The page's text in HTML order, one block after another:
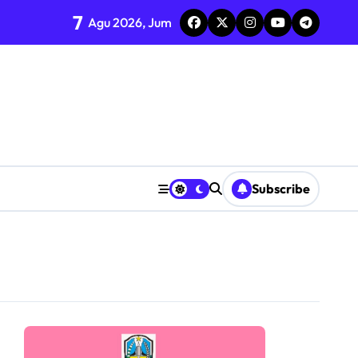
“INDONESIA BERDAULAT, ADIL, DAN MAKMUR”
di Candi
Jombang
ASN
7 Agu 2026, Jum
Subscribe